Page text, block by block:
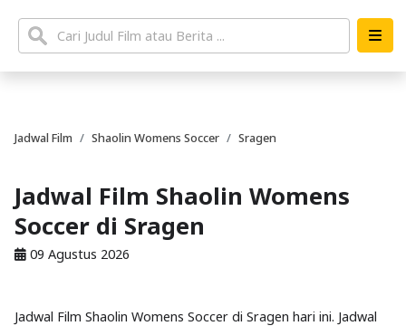
Jadwal Film Shaolin Womens Soccer Sragen
Jadwal Film Shaolin Womens
Soccer di Sragen
09 Agustus 2026
Jadwal Film Shaolin Womens Soccer di Sragen hari ini. Jadwal